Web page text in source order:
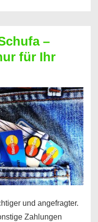
–
für Ihr
und angefragter.
Zahlungen